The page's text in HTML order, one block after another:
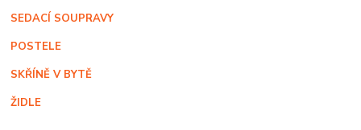
SEDACÍ SOUPRAVY
POSTELE
SKŘÍNĚ V BYTĚ
ŽIDLE